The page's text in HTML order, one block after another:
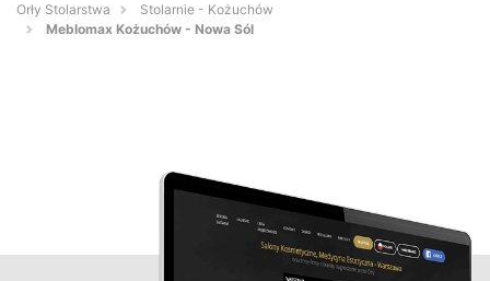
Orły Stolarstwa
Stolarnie - Kożuchów
Meblomax Kożuchów - Nowa Sól